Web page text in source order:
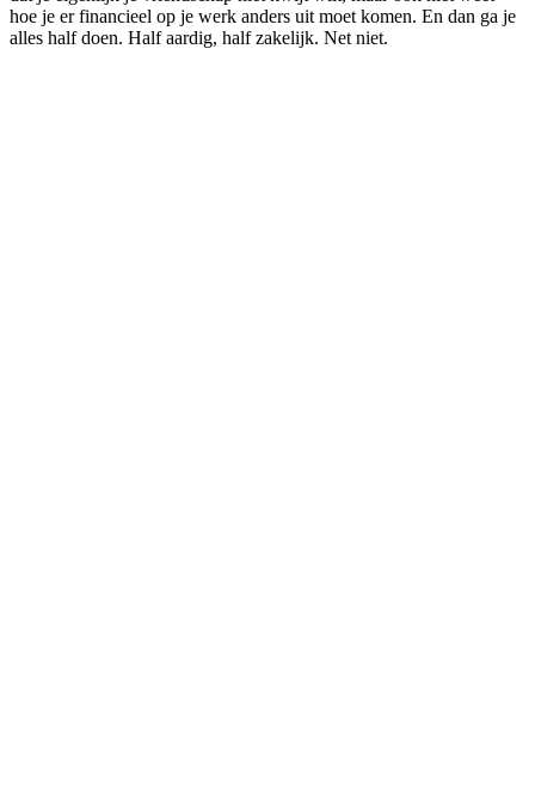
hoe je er financieel op je werk anders uit moet komen. En dan ga je
alles half doen. Half aardig, half zakelijk. Net niet.